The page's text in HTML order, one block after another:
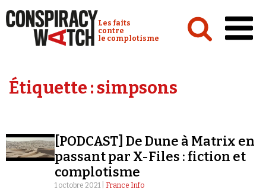
Conspiracy Watch :
Les faits
contre
le complotisme
Analyses
Vidéos
Émissions
Revues de presse
Étiquette :simpsons
[PODCAST] De Dune à Matrix en
passant par X-Files : fiction et
complotisme
1 octobre 2021 | France Info